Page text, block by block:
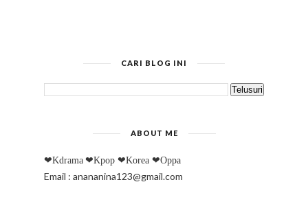
CARI BLOG INI
ABOUT ME
❤Kdrama ❤Kpop ❤Korea ❤Oppa
Email : anananina123@gmail.com